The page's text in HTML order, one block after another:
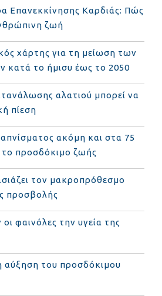
Επανεκκίνησης Καρδιάς: Πώς
ζωή
χάρτης για τη μείωση των
το ήμισυ έως το 2050
αλατιού μπορεί να
πίεση
ακόμη και στα 75
το προσδόκιμο ζωής
τον μακροπρόθεσμο
προσβολής
φαινόλες την υγεία της
αύξηση του προσδόκιμου